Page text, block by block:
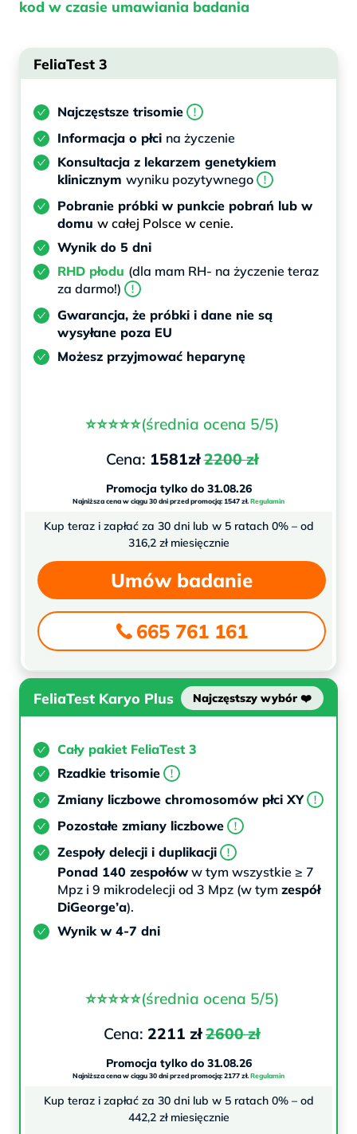
kod w czasie umawiania badania
FeliaTest 3
Najczęstsze trisomie
Informacja o płci na życzenie
Konsultacja z lekarzem genetykiem
klinicznym wyniku pozytywnego
Pobranie próbki w punkcie pobrań lub w
domu w całej Polsce w cenie.
Wynik do 5 dni
RHD płodu (dla mam RH- na życzenie teraz
za darmo!)
Gwarancja, że próbki i dane nie są
wysyłane poza EU
Możesz przyjmować heparynę
⭐⭐⭐⭐⭐(średnia ocena 5/5)
Cena: 1581zł 2200 zł
Promocja tylko do 31.08.26
Najniższa cena w ciągu 30 dni przed promocją: 1547 zł.Regulamin
Kup teraz i zapłać za 30 dni lub w 5 ratach 0% – od
316,2 zł miesięcznie
Umów badanie
665 761 161
FeliaTest Karyo Plus
Cały pakiet FeliaTest 3
Rzadkie trisomie
Zmiany liczbowe chromosomów płci XY
Pozostałe zmiany liczbowe
Zespoły delecji i duplikacji
Ponad 140 zespołów w tym wszystkie ≥ 7
Mpz i 9 mikrodelecji od 3 Mpz (w tym zespół
DiGeorge’a).
Wynik w 4-7 dni
⭐⭐⭐⭐⭐(średnia ocena 5/5)
Cena: 2211 zł 2600 zł
Promocja tylko do 31.08.26
Najniższa cena w ciągu 30 dni przed promocją: 2177 zł.Regulamin
Kup teraz i zapłać za 30 dni lub w 5 ratach 0% – od
442,2 zł miesięcznie